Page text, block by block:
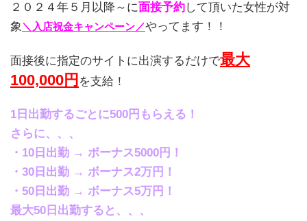
２０２４年５月以降～に面接予約して頂いた女性が対
象＼入店祝金キャンペーン／やってます！！
面接後に指定のサイトに出演するだけで最大
100,000円 を支給！
1日出勤するごとに500円もらえる！
さらに、、、
・10日出勤 → ボーナス5000円！
・30日出勤 → ボーナス2万円！
・50日出勤 → ボーナス5万円！
最大50日出勤すると、、、